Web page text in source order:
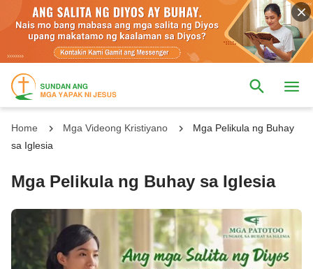
Home Mga Videong Kristiyano
Mga Pelikula ng Buhay
sa Iglesia
Mga Pelikula ng Buhay sa Iglesia